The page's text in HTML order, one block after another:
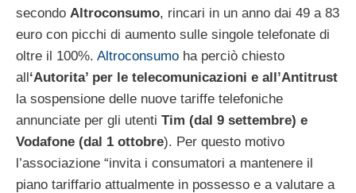
secondo Altroconsumo, rincari in un anno dai 49 a 83
euro con picchi di aumento sulle singole telefonate di
oltre il 100%. Altroconsumo ha perciò chiesto
all‘Autorita’ per le telecomunicazioni e all’Antitrust
la sospensione delle nuove tariffe telefoniche
annunciate per gli utenti Tim (dal 9 settembre) e
Vodafone (dal 1 ottobre). Per questo motivo
l’associazione “invita i consumatori a mantenere il
piano tariffario attualmente in possesso e a valutare a